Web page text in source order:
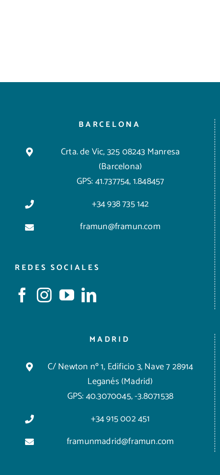
BARCELONA
Crta. de Vic, 325 08243 Manresa
(Barcelona)
GPS: 41.737754, 1.848457
+34 938 735 142
framun@framun.com
REDES SOCIALES
MADRID
C/ Newton nº 1, Edificio 3, Nave 7 28914
Leganés (Madrid)
GPS: 40.3070045, -3.8071538
+34 915 002 451
framunmadrid@framun.com